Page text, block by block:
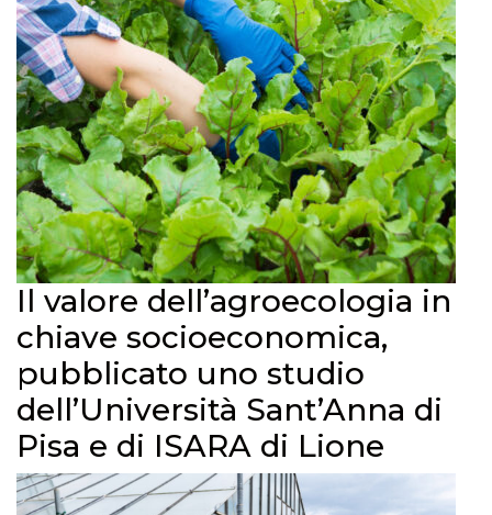
Il valore dell’agroecologia in
chiave socioeconomica,
pubblicato uno studio
dell’Università Sant’Anna di
Pisa e di ISARA di Lione